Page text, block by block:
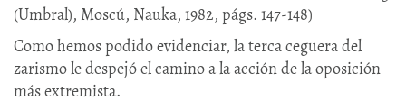
(Umbral), Moscú, Nauka, 1982, págs. 147-148)
Como hemos podido evidenciar, la terca ceguera del
zarismo le despejó el camino a la acción de la oposición
más extremista.